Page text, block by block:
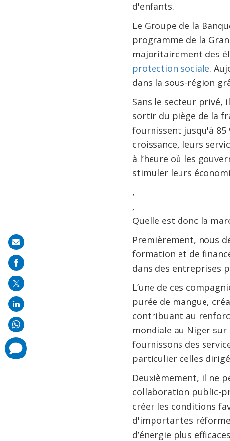
d'enfants.
Le Groupe de la
programme de la
majoritairement des
protection sociale.
dans la sous-région
Sans le secteur privé,
sortir du piège de la
fournissent jusqu'à 85
croissance, leurs
à l’heure où les
stimuler leurs
,
,
Quelle est donc la
Premièrement, nous
formation et de
dans des entreprises
L’une de ces
purée de mangue,
contribuant au
mondiale au Niger
fournissons des
particulier celles
Deuxièmement, il ne
collaboration public-
créer les conditions
d'importantes
d’énergie plus
Share
on
mail
comments
added